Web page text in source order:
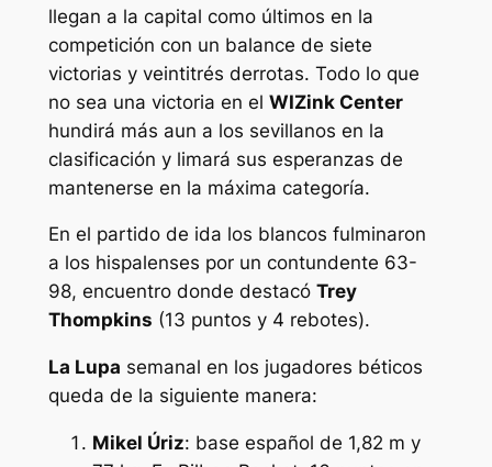
llegan a la capital como últimos en la
competición con un balance de siete
victorias y veintitrés derrotas. Todo lo que
no sea una victoria en el WIZink Center
hundirá más aun a los sevillanos en la
clasificación y limará sus esperanzas de
mantenerse en la máxima categoría.
En el partido de ida los blancos fulminaron
a los hispalenses por un contundente 63-
98, encuentro donde destacó Trey
Thompkins (13 puntos y 4 rebotes).
La Lupa semanal en los jugadores béticos
queda de la siguiente manera:
Mikel Úriz: base español de 1,82 m y